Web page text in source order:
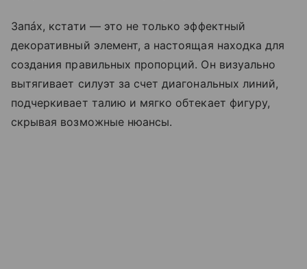
Запáх, кстати — это не только эффектный
декоративный элемент, а настоящая находка для
создания правильных пропорций. Он визуально
вытягивает силуэт за счет диагональных линий,
подчеркивает талию и мягко обтекает фигуру,
скрывая возможные нюансы.